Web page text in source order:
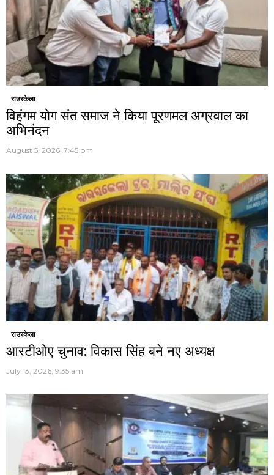
राउरकेला
विहंगम योग संत समाज ने किया पूरणमल अग्रवाल का
अभिनंदन
August 5, 2026, 7:45 pm
राउरकेला
आरटीओए चुनाव: विकास सिंह बने नए अध्यक्ष
July 13, 2026, 9:35 am